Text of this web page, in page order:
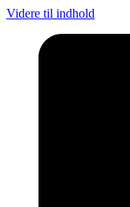
Videre til indhold